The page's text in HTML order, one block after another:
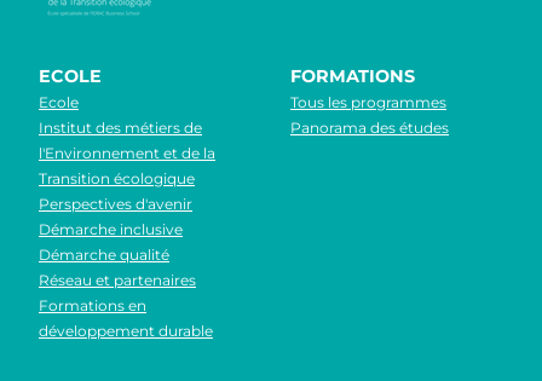
ECOLE
Ecole
Institut des métiers de
l'Environnement et de la
Transition écologique
Perspectives d'avenir
Démarche inclusive
Démarche qualité
Réseau et partenaires
Formations en
développement durable
FORMATIONS
Tous les programmes
Panorama des études